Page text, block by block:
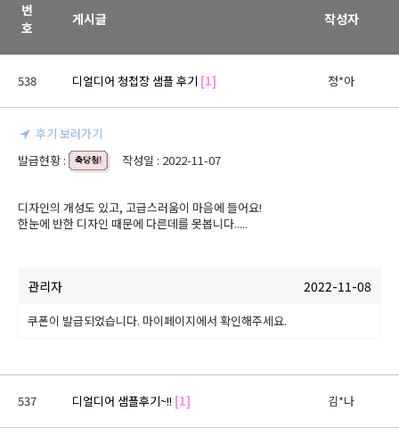
번
호
게시글 작성자
538 디얼디어 청첩장 샘플 후기 [1] 정*아
후기 보러가기
발급현황 :
작성일 : 2022-11-07
디자인의 개성도 있고, 고급스러움이 마음에 들어요!
한눈에 반한 디자인 때문에 다른데를 못봅니다.....
관리자 2022-11-08
쿠폰이 발급되었습니다. 마이페이지에서 확인해주세요.
537 디얼디어 샘플후기~!! [1] 김*나